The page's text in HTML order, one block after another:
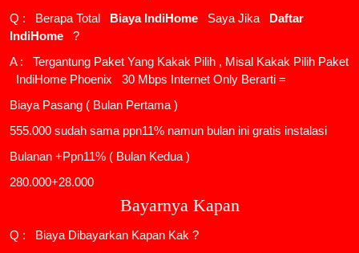
Q : Berapa Total Biaya IndiHome Saya Jika
Daftar
IndiHome
?
A : Tergantung Paket Yang Kakak Pilih , Misal Kakak Pilih Paket
IndiHome Phoenix
30 Mbps Internet Only Berarti =
Biaya Pasang ( Bulan Pertama )
555.000 sudah sama ppn11% namun bulan ini gratis instalasi
Bulanan +Ppn11% ( Bulan Kedua )
280.000+28.000
Bayarnya Kapan
Q : Biaya Dibayarkan Kapan Kak ?